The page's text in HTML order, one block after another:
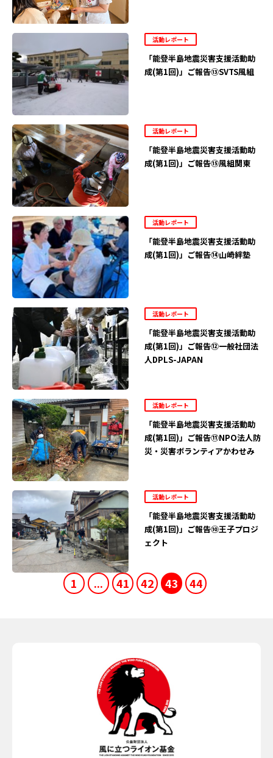
活動レポート
「能登半島地震災害支援活動助
成(第1回)」ご報告⑬SVTS風組
活動レポート
「能登半島地震災害支援活動助
成(第1回)」ご報告⑮風組関東
活動レポート
「能登半島地震災害支援活動助
成(第1回)」ご報告⑭山崎絆塾
活動レポート
「能登半島地震災害支援活動助
成(第1回)」ご報告⑫一般社団法
人DPLS-JAPAN
活動レポート
「能登半島地震災害支援活動助
成(第1回)」ご報告⑪NPO法人防
災・災害ボランティアかわせみ
活動レポート
「能登半島地震災害支援活動助
成(第1回)」ご報告⑩王子プロジ
ェクト
1 ... 41 42 43 44